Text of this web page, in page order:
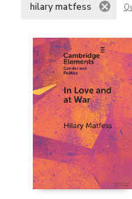
hilary matfess